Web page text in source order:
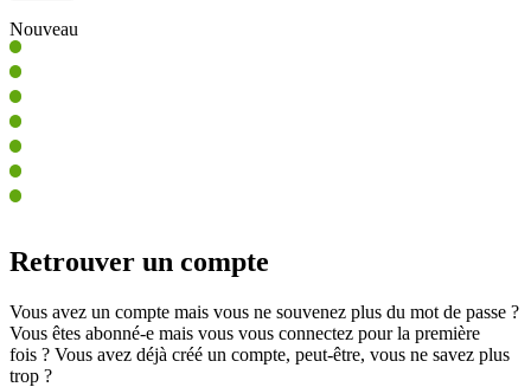
Nouveau
Retrouver un compte
Vous avez un compte mais vous ne souvenez plus du mot de passe ?
Vous êtes abonné-e mais vous vous connectez pour la première
fois ? Vous avez déjà créé un compte, peut-être, vous ne savez plus
trop ?